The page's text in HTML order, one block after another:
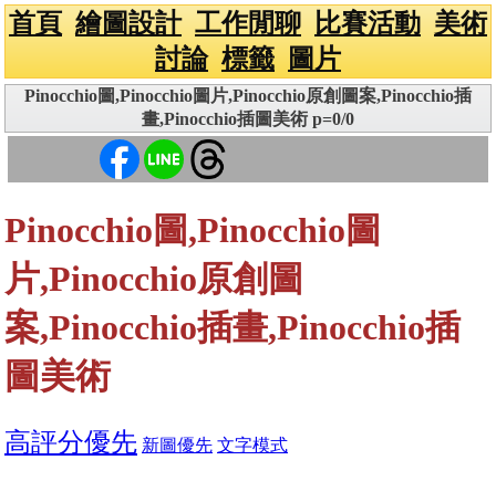
首頁 繪圖設計 工作閒聊 比賽活動 美術
討論 標籤 圖片
Pinocchio圖,Pinocchio圖片,Pinocchio原創圖案,Pinocchio插
畫,Pinocchio插圖美術 p=0/0
Pinocchio圖,Pinocchio圖
片,Pinocchio原創圖
案,Pinocchio插畫,Pinocchio插
圖美術
高評分優先 新圖優先 文字模式